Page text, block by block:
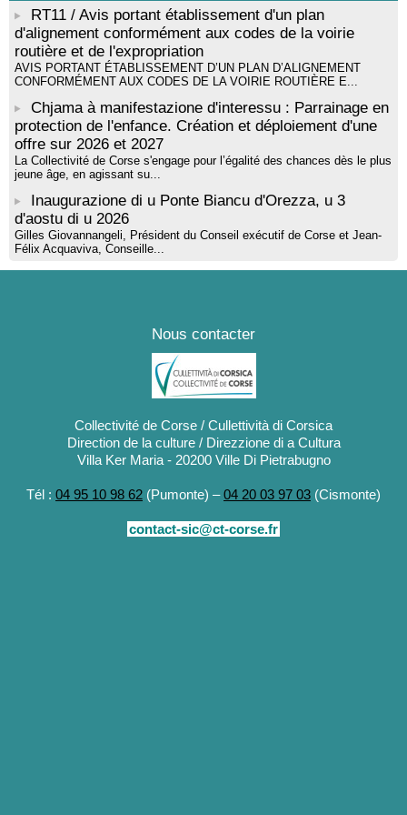
TallàRT11 / Avis portant établissement d'un plan
d'alignement conformément aux codes de la voirie
routière et de l'expropriation
AVIS PORTANT ÉTABLISSEMENT D’UN PLAN D’ALIGNEMENT
CONFORMÉMENT AUX CODES DE LA VOIRIE ROUTIÈRE E...
Chjama à manifestazione d'interessu : Parrainage en
protection de l'enfance. Création et déploiement d'une
offre sur 2026 et 2027
La Collectivité de Corse s'engage pour l’égalité des chances dès le plus
jeune âge, en agissant su...
Inaugurazione di u Ponte Biancu d'Orezza, u 3
d'aostu di u 2026
Gilles Giovannangeli, Président du Conseil exécutif de Corse et Jean-
Félix Acquaviva, Conseille...
Nous contacter
Collectivité de Corse / Cullettività di Corsica
Direction de la culture / Direzzione di a Cultura
Villa Ker Maria - 20200 Ville Di Pietrabugno
Tél : 04 95 10 98 62 (Pumonte) –04 20 03 97 03 (Cismonte)
contact-sic@ct-corse.fr